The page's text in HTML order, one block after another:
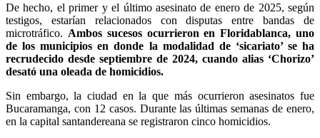
De hecho, el primer y el último asesinato de enero de 2025, según
testigos, estarían relacionados con disputas entre bandas de
microtráfico. Ambos sucesos ocurrieron en Floridablanca, uno
de los municipios en donde la modalidad de ‘sicariato’ se ha
recrudecido desde septiembre de 2024, cuando alias ‘Chorizo’
desató una oleada de homicidios.
Sin embargo, la ciudad en la que más ocurrieron asesinatos fue
Bucaramanga, con 12 casos. Durante las últimas semanas de enero,
en la capital santandereana se registraron cinco homicidios.